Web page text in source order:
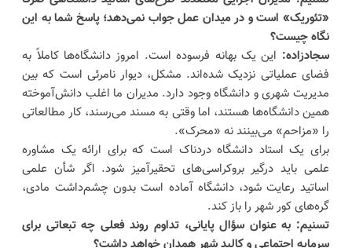
«تئوریک» است و در میدان عمل جواب نمی‌دهد؛ پاسخ شما به این
نگاه چیست؟
سجادزاده: این یک بهانه فرسوده است. امروز دانشگاه‌ها کاملاً به
فضای عملیاتی نزدیک شده‌اند. مشکل، دیوار نامرئی است که بین
مدیریت شهری و دانشگاه وجود دارد. مدیران ما اغلب دانش‌آموخته
همین دانشگاه‌ها هستند، اما وقتی به مسند می‌رسند، کار مطالعاتی
را «مزاحم» می‌بینند نه «محرک».
برای یک استاد دانشگاه دردناک است که برای ارائه یک مشاوره
علمی باید درگیر بروکراسی‌های تحقیرآمیز شود. اگر شأن علمی
اساتید رعایت شود، دانشگاه آماده است بدون چشم‌داشت مادی،
گره‌های کور شهر را باز کند.
تسنیم: به عنوان سؤال پایانی، تداوم روند فعلی چه تبعاتی برای